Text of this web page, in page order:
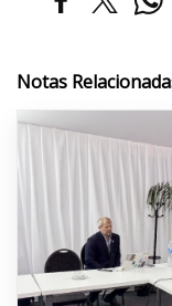
Notas